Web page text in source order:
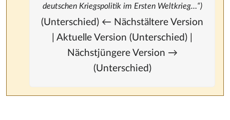
deutschen Kriegspolitik im Ersten Weltkrieg…“)
(Unterschied) ← Nächstältere Version
| Aktuelle Version (Unterschied) |
Nächstjüngere Version →
(Unterschied)